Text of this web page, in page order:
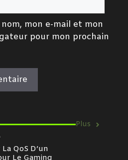
mon e-mail et mon
pour mon prochain
Plus
QoS D’un
Le Gaming